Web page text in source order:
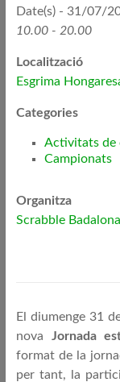
Date(s) - 31/07/
10.00 - 20.00
Localització
Esgrima
Categories
Activitats de
Campionats
Organitza
Scrabble Badalona
El diumenge 31
nova Jornada
format de la
per tant, la